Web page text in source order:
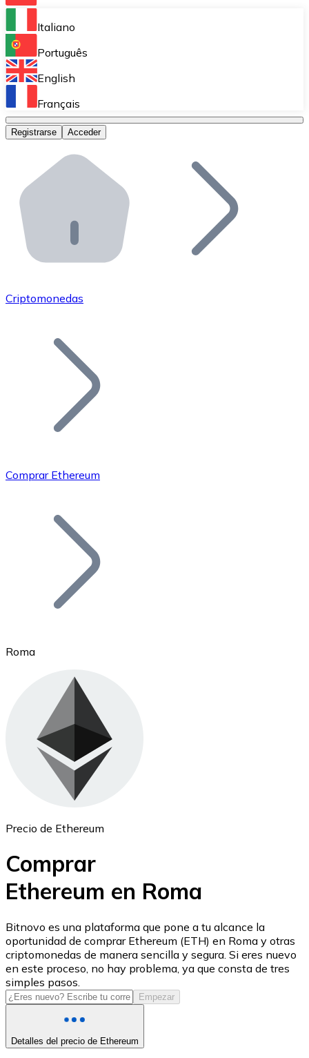
Bitnovo Ramp
Integra nuestra solución en tu plataforma.
Bitnovo Giftcards
Bitnovo OTC
Bitnovo ATM
Integra un ATM Bitnovo en tu negocio y permite que
Bitnovo API
Integra nuestra API en tu ecosistema.
Únete a nuestra red de distribuidores.
Añade tu proyecto a nuestro ecosistema.
Bitcoin
Ethereum
ETH
USD Coin
USDC
Italiano
Português
English
Français
Registrarse Acceder
Criptomonedas
Comprar Ethereum
Roma
Precio de Ethereum
Comprar
Ethereum en Roma
Bitnovo es una plataforma que pone a tu alcance la
oportunidad de comprar Ethereum (ETH) en Roma y otras
criptomonedas de manera sencilla y segura. Si eres nuevo
en este proceso, no hay problema, ya que consta de tres
simples pasos.
Empezar
Detalles del precio de Ethereum